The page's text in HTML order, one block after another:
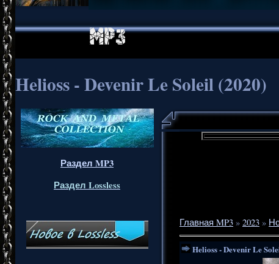
Helioss - Devenir Le Soleil (2020)
Раздел MP3
Раздел Lossless
Главная MP3 » 2023 »
Helioss - Devenir Le